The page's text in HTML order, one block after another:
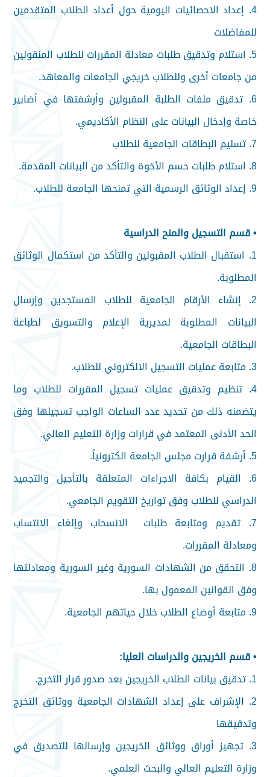
4. إعداد الاحصائيات اليومية حول أعداد الطلاب المتقدمين
للمفاضلات
5. استلام وتدقيق طلبات معادلة المقررات للطلاب المنقولين
من جامعات أخرى وللطلاب خريجي الجامعات والمعاهد.
6. تدقيق ملفات الطلبة المقبولين وأرشفتها في أضابير
خاصة وإدخال البيانات على النظام الأكاديمي.
7. تسليم البطاقات الجامعية للطلاب
8. استلام طلبات حسم الأخوة والتأكد من البيانات المقدمة.
9. إعداد الوثائق الرسمية التي تمنحها الجامعة للطلاب.
• قسم التسجيل والمنح الدراسية
1. استقبال الطلاب المقبولين والتأكد من استكمال الوثائق
المطلوبة.
2. إنشاء الأرقام الجامعية للطلاب المستجدين وإرسال
البيانات المطلوبة لمديرية الإعلام والتسويق لطباعة
البطاقات الجامعية.
3. متابعة عمليات التسجيل الالكتروني للطلاب.
4. تنظيم وتدقيق عمليات تسجيل المقررات للطلاب وما
يتضمنه ذلك من تحديد عدد الساعات الواجب تسجيلها وفق
الحد الأدنى المعتمد في قرارات وزارة التعليم العالي.
5. أرشفة قرارت مجلس الجامعة الكترونياً.
6. القيام بكافة الاجراءات المتعلقة بالتأجيل والتجميد
الدراسي للطلاب وفق تواريخ التقويم الجامعي.
7. تقديم ومتابعة طلبات الانسحاب وإلغاء الانتساب
ومعادلة المقررات.
8. التحقق من الشهادات السورية وغير السورية ومعادلتها
وفق القوانين المعمول بها.
9. متابعة أوضاع الطلاب خلال حياتهم الجامعية.
• قسم الخريجين والدراسات العليا:
1. تدقيق بيانات الطلاب الخريجين بعد صدور قرار التخرج.
2. الإشراف على إعداد الشهادات الجامعية ووثائق التخرج
وتدقيقها
3. تجهيز أوراق ووثائق الخريجين وإرسالها للتصديق في
وزارة التعليم العالي والبحث العلمي.